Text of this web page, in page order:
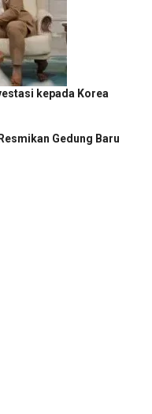
kepada Korea
Gedung Baru